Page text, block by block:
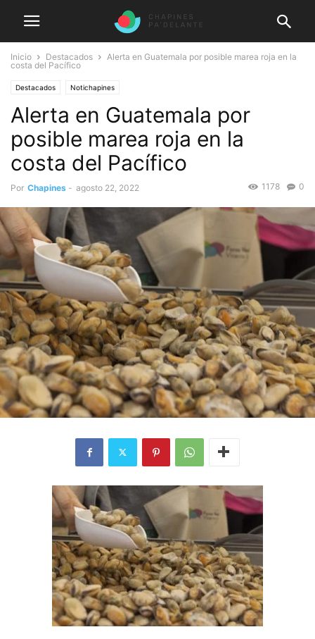
Inicio Destacados
Alerta en Guatemala por posible marea roja en la
costa del Pacífico
Destacados Notichapines
Alerta en Guatemala por
posible marea roja en la
costa del Pacífico
Por Chapines - agosto 22, 2022 0
1178